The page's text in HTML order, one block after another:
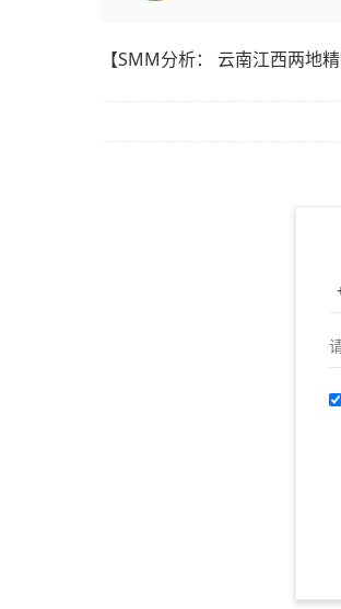
【SMM分析： 云南江西两地